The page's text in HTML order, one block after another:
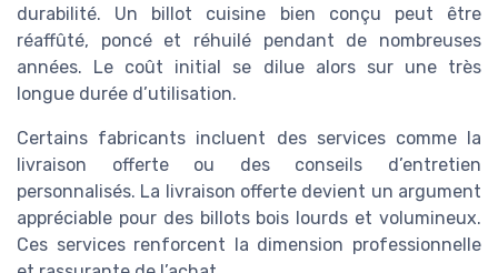
durabilité. Un billot cuisine bien conçu peut être
réaffûté, poncé et réhuilé pendant de nombreuses
années. Le coût initial se dilue alors sur une très
longue durée d’utilisation.
Certains fabricants incluent des services comme la
livraison offerte ou des conseils d’entretien
personnalisés. La livraison offerte devient un argument
appréciable pour des billots bois lourds et volumineux.
Ces services renforcent la dimension professionnelle